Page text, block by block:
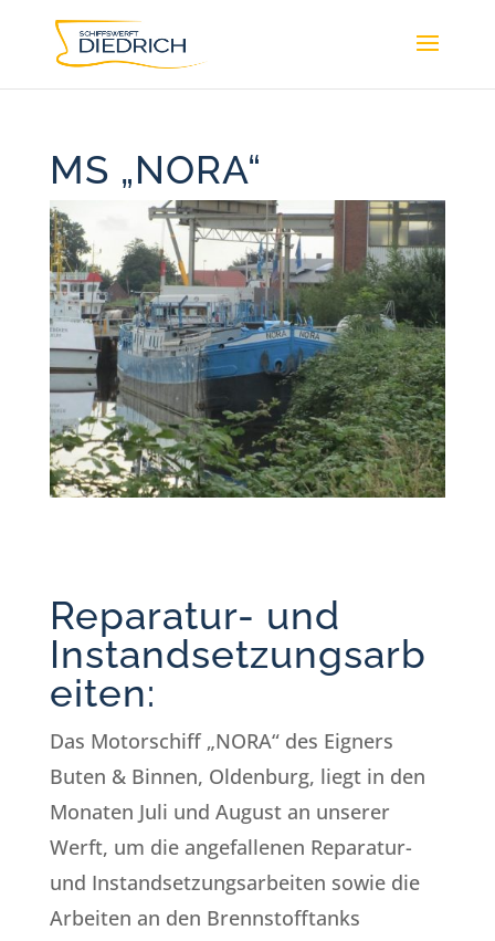
MS „NORA“
Reparatur- und
Instandsetzungsarb
eiten:
Das Motorschiff „NORA“ des Eigners
Buten & Binnen, Oldenburg, liegt in den
Monaten Juli und August an unserer
Werft, um die angefallenen Reparatur-
und Instandsetzungsarbeiten sowie die
Arbeiten an den Brennstofftanks